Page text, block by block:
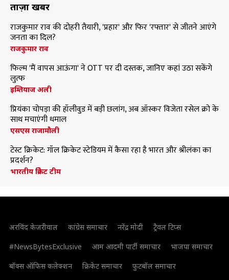
ताज़ा खबरें
राजकुमार राव की दोहरी तैयारी, 'प्रहार' और फिर 'रफ्तार' से जीतने आएंगे
जनता का दिल?
राजकुमार राव
फिल्म 'मैं वापस आऊंगा' ने OTT पर दी दस्तक, जानिए कहां उठा सकेंगे
लुत्फ
इम्तियाज अली
प्रियंका चोपड़ा की हॉलीवुड में बड़ी छलांग, अब ऑस्कर विजेता रसेल क्रो के
साथ मचाएंगी धमाल
एसएस राजामौली
टेस्ट क्रिकेट: गॉल क्रिकेट स्टेडियम में कैसा रहा है भारत और श्रीलंका का
प्रदर्शन?
भारतीय क्रिकेट टीम
अरविंद केजरीवाल कांग्रेस समाचार नरेंद्र मोदी
ट्रैवल टिप्स
#NewsBytesExclusive
आम आदमी पार्टी समाचार
भाजपा समाचार
बॉक्स ऑफिस कलेक्शन
क्रिकेट समाचार फुटबॉल समाचार